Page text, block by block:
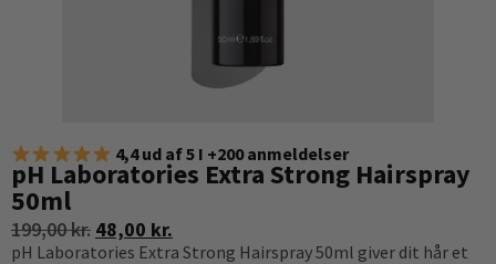
4,4 ud af 5 I +200 anmeldelser
pH Laboratories Extra Strong Hairspray
50ml
199,00kr. 48,00 kr.
pH Laboratories Extra Strong Hairspray 50ml giver dit hår et